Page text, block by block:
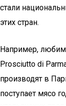
стали
этих стран.
Например,
Prosciutto di
производят в
поступает мясо